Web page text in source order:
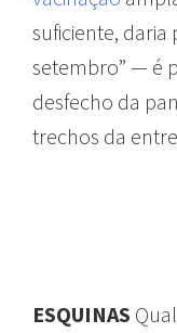
suficiente,
setembro” — é
desfecho da
trechos da
ESQUINAS